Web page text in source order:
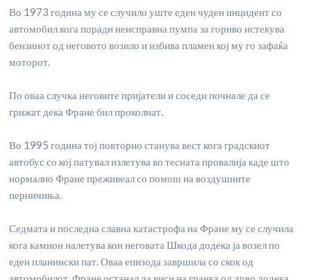
Во 1973 година му се случило уште еден чуден инцидент со
автомобил кога поради неисправна пумпа за гориво истекува
бензинот од неговото возило и избива пламен кој му го зафаќа
моторот.
По оваа случка неговите пријатели и соседи почнале да се
грижат дека Фране бил проколнат.
Во 1995 година тој повторно станува вест кога градскиот
автобус со кој патувал излетува во тесната провалија каде што
нормално Фране преживеал со помош на воздушните
перничиња.
Седмата и последна славна катастрофа на Фране му се случила
кога камион налетува кон неговата Шкода додека ја возел по
еден планински пат. Оваа епизода завршила со скок од